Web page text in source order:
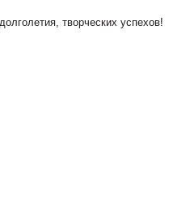
творческих успехов!